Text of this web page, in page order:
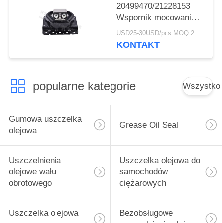
20499470/21228153
Wspornik mocowania
silnika Europejska
ciężarówka Renault
USD25-30USD/pcs MOQ:20szt
KONTAKT
popularne kategorie Wszystko
Gumowa uszczelka
olejowa
Grease Oil Seal
Uszczelnienia
olejowe wału
obrotowego
Uszczelka olejowa do
samochodów
ciężarowych
Uszczelka olejowa
Bezobsługowe